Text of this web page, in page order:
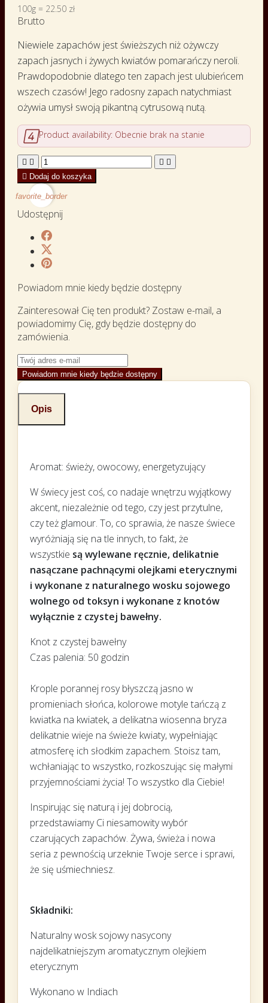
100g = 22.50 zł
Brutto
Niewiele zapachów jest świeższych niż ożywczy
zapach jasnych i żywych kwiatów pomarańczy neroli.
Prawdopodobnie dlatego ten zapach jest ulubieńcem
wszech czasów! Jego radosny zapach natychmiast
ożywia umysł swoją pikantną cytrusową nutą.
Product availability: Obecnie brak na stanie
   
 Dodaj do koszyka
favorite_border
Udostępnij
Powiadom mnie kiedy będzie dostępny
Zainteresował Cię ten produkt? Zostaw e-mail, a
powiadomimy Cię, gdy będzie dostępny do
zamówienia.
Powiadom mnie kiedy będzie dostępny
Opis
Aromat: świeży, owocowy, energetyzujący
W świecy jest coś, co nadaje wnętrzu wyjątkowy
akcent, niezależnie od tego, czy jest przytulne,
czy też glamour. To, co sprawia, że ​​nasze świece
wyróżniają się na tle innych, to fakt, że
wszystkie są wylewane ręcznie, delikatnie
nasączane pachnącymi olejkami eterycznymi
i wykonane z naturalnego wosku sojowego
wolnego od toksyn i wykonane z knotów
wyłącznie z czystej bawełny.
Knot z czystej bawełny
Czas palenia: 50 godzin
Krople porannej rosy błyszczą jasno w
promieniach słońca, kolorowe motyle tańczą z
kwiatka na kwiatek, a delikatna wiosenna bryza
delikatnie wieje na świeże kwiaty, wypełniając
atmosferę ich słodkim zapachem. Stoisz tam,
wchłaniając to wszystko, rozkoszując się małymi
przyjemnościami życia! To wszystko dla Ciebie!
Inspirując się naturą i jej dobrocią,
przedstawiamy Ci niesamowity wybór
czarujących zapachów. Żywa, świeża i nowa
seria z pewnością urzeknie Twoje serce i sprawi,
że się uśmiechniesz.
Składniki:
Naturalny wosk sojowy nasycony
najdelikatniejszym aromatycznym olejkiem
eterycznym
Wykonano w Indiach